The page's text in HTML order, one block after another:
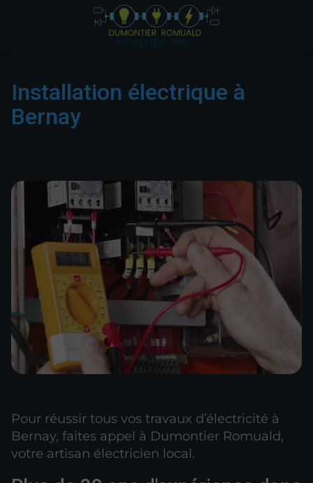
Installation électrique à
Bernay
Pour réussir tous vos travaux d’électricité à
Bernay, faites appel à Dumontier Romuald,
votre artisan électricien local.